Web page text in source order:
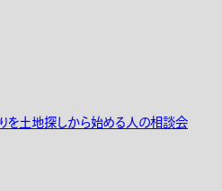
を土地探しから始める人の相談会